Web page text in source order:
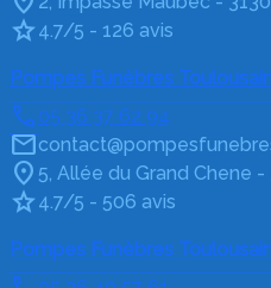
4.7/5 - 126 avis
Pompes Funèbres
05 36 37 62 94
5, Allée du Grand Chene
4.7/5 - 506 avis
Pompes Funèbres